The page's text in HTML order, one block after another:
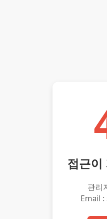
접근이
관리
Email